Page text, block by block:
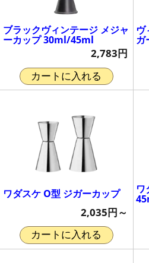
ブラックヴィンテージ メジャ
ーカップ 30ml/45ml
2,783円
カートに入れる
ヴ
ガ
ワダスケ O型 ジガーカップ
2,035円～
カートに入れる